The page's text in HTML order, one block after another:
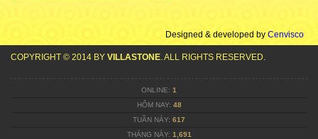
Designed & developed by Cenvisco
COPYRIGHT © 2014 BY VILLASTONE. ALL RIGHTS RESERVED.
ONLINE: 1
HÔM NAY: 48
TUẦN NÀY: 617
THÁNG NÀY: 1,691